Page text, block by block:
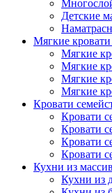
Детские
Мягкие кровати
Мягкие
Мягкие
Мягкие
Мягкие
Кровати
Кровати
Кровати
Кровати
Кровати
Кухни из
Кухни из